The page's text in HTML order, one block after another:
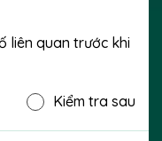
liên quan trước khi
Kiểm tra sau